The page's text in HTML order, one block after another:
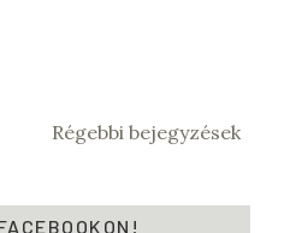
Régebbi bejegyzések